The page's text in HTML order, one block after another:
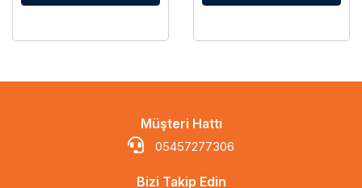
Müşteri Hattı
05457277306
Bizi Takip Edin